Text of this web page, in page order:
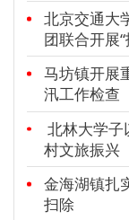
北京交通大
团联合开展
马坊镇开展
汛工作检查
北林大学子
村文旅振兴
金海湖镇扎
扫除